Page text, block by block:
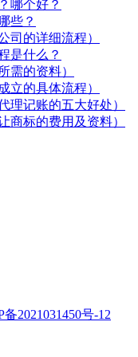
哪个好？
些？
司的详细流程）
是什么？
需的资料）
立的具体流程）
理记账的五大好处）
商标的费用及资料）
备2021031450号-12